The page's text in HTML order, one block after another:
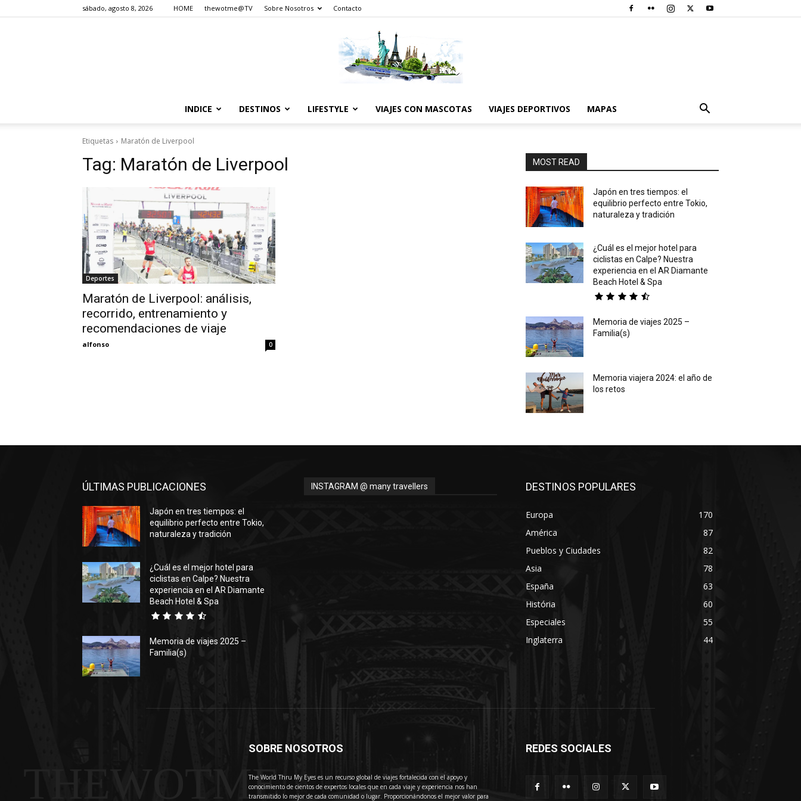
sábado, agosto 8, 2026 HOME thewotme@TV Sobre Nosotros Contacto
INDICE DESTINOS LIFESTYLE VIAJES CON MASCOTAS VIAJES DEPORTIVOS MAPAS
Etiquetas Maratón de Liverpool
Tag: Maratón de Liverpool
Deportes
Maratón de Liverpool: análisis,
recorrido, entrenamiento y
recomendaciones de viaje
alfonso 0
MOST READ
Japón en tres tiempos: el
equilibrio perfecto entre Tokio,
naturaleza y tradición
¿Cuál es el mejor hotel para
ciclistas en Calpe? Nuestra
experiencia en el AR Diamante
Beach Hotel & Spa
Memoria de viajes 2025 –
Familia(s)
Memoria viajera 2024: el año de
los retos
ÚLTIMAS PUBLICACIONES
Japón en tres tiempos: el
equilibrio perfecto entre Tokio,
naturaleza y tradición
¿Cuál es el mejor hotel para
ciclistas en Calpe? Nuestra
experiencia en el AR Diamante
Beach Hotel & Spa
Memoria de viajes 2025 –
Familia(s)
INSTAGRAM @ many travellers DESTINOS POPULARES
Europa
170
América
87
Pueblos y Ciudades
82
Asia
78
España
63
História
60
Especiales
55
Inglaterra
44
THEWOTME
SOBRE NOSOTROS
The World Thru My Eyes es un recurso global de viajes fortalecida con el apoyo y
conocimiento de cientos de expertos locales que en cada viaje y experiencia nos han
transmitido lo mejor de cada comunidad o lugar. Proporcionándonos el mejor valor para
REDES SOCIALES